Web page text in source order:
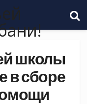
школы
в сборе